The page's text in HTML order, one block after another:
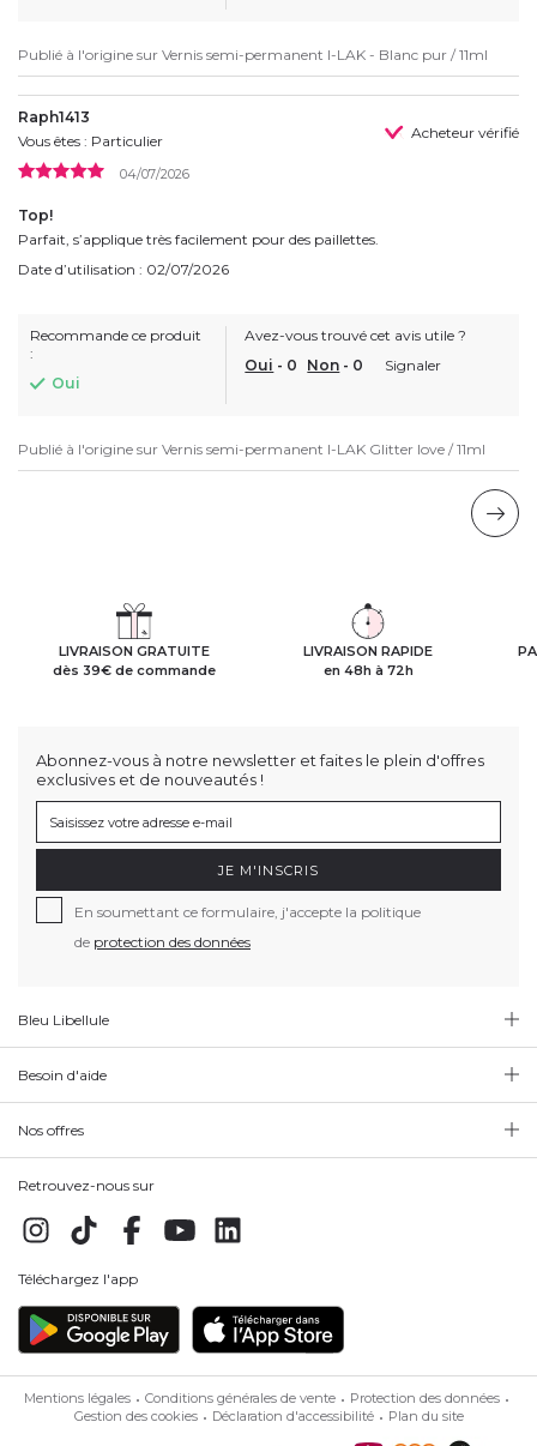
Publié à l'origine sur Vernis semi-permanent I-LAK - Blanc pur / 11ml
Raph1413
Vous êtes : Particulier
Acheteur vérifié
04/07/2026
Top!
Parfait, s’applique très facilement pour des paillettes.
Date d’utilisation : 02/07/2026
Recommande ce produit
:
Oui
Avez-vous trouvé cet avis utile ?
Oui - 0 Non - 0 Signaler
Publié à l'origine sur Vernis semi-permanent I-LAK Glitter love / 11ml
LIVRAISON GRATUITE
dès 39€ de commande
LIVRAISON RAPIDE
en 48h à 72h
Abonnez-vous à notre newsletter et faites le plein d'offres
exclusives et de nouveautés !
JE M'INSCRIS
En soumettant ce formulaire, j'accepte la politique
de protection des données
Bleu Libellule
Besoin d'aide
Nos offres
Retrouvez-nous sur
Téléchargez l'app
Mentions légales Conditions générales de vente
Protection des données
Gestion des cookies
Déclaration d'accessibilité Plan du site